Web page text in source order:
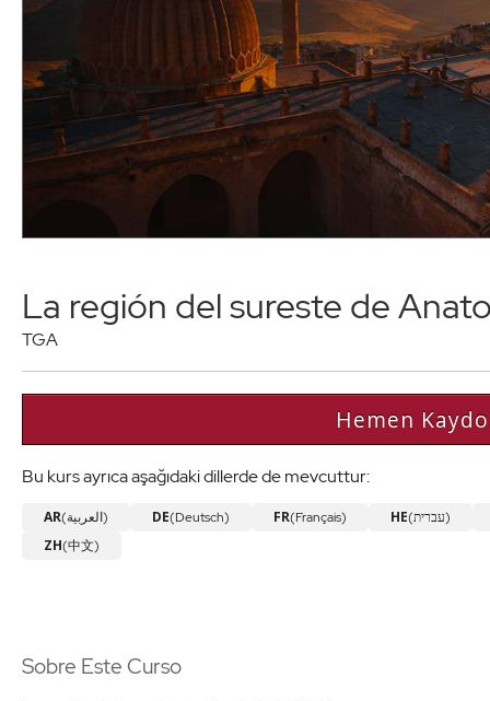
La región del sureste de
TGA
Hemen
Bu kurs ayrıca aşağıdaki dillerde de mevcuttur:
AR (العربية) DE(Deutsch) FR(Français) HE (עברית)
ZH(中文)
Sobre Este Curso